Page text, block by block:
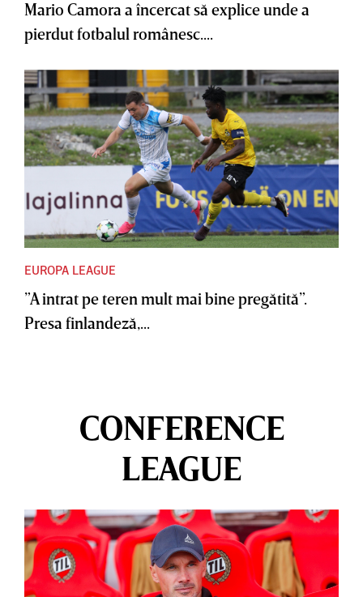
Mario Camora a încercat să explice unde a
pierdut fotbalul românesc....
EUROPA LEAGUE
”A intrat pe teren mult mai bine pregătită”.
Presa finlandeză,...
CONFERENCE
LEAGUE